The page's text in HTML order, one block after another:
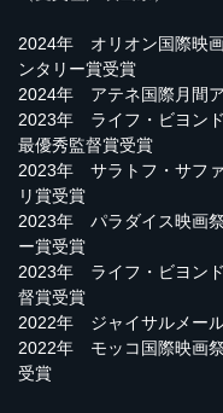
2024年 オリオン国際映
ンタリー賞受賞
2024年 アテネ国際月間
2023年 ライフ・ビヨンド
最優秀監督賞受賞
2023年 サラトフ・サフ
リ賞受賞
2023年 パラダイス映画
ー賞受賞
2023年 ライフ・ビヨン
督賞受賞
2022年 ジャイサルメー
2022年 モッコ国際映画
受賞